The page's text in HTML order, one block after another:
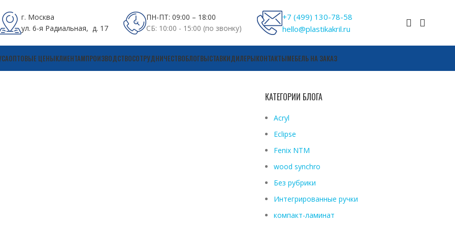
г. Москва
ул. 6-я Радиальная, д. 17
ПН-ПТ: 09:00 – 18:00
СБ: 10:00 - 15:00 (по звонку)
+7 (499) 130-78-58
hello@plastikakril.ru
ОПТОВЫЕ ЦЕНЫКЛИЕНТАМПРОИЗВОДСТВОСОТРУДНИЧЕСТВОБЛОГВЫСТАВКИДИЛЕРЫКОНТАКТЫМЕБЕЛЬ НА ЗАКАЗ
КАТЕГОРИИ БЛОГА
Acryl
Eclipse
Fenix ​​NTM
wood synchro
Без рубрики
Интегрированные ручки
компакт-ламинат